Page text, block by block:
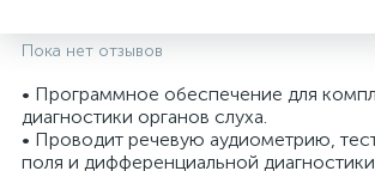
Пока нет отзывов
• Программное обеспечение для
диагностики органов слуха.
• Проводит речевую аудиометрию,
поля и дифференциальной